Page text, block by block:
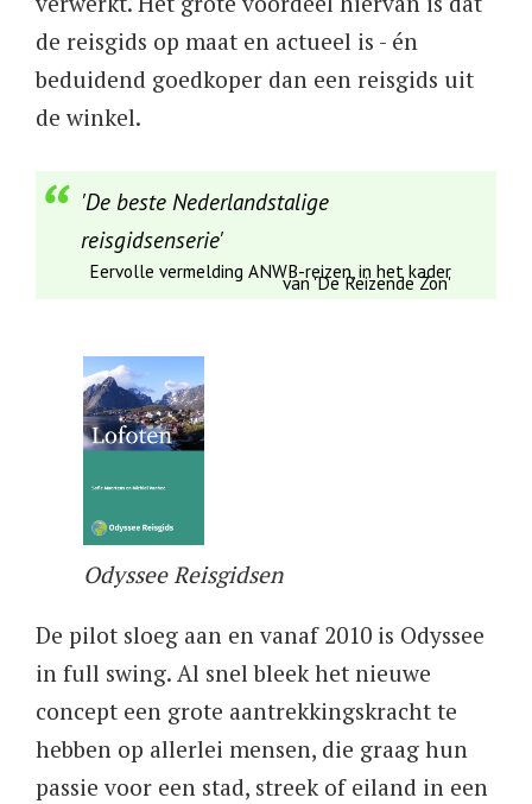
de reisgids op maat en actueel is - én
beduidend goedkoper dan een reisgids uit
de winkel.
'De beste Nederlandstalige
reisgidsenserie'
Eervolle vermelding ANWB-reizen, in het kader
van 'De Reizende Zon'
Odyssee Reisgidsen
De pilot sloeg aan en vanaf 2010 is Odyssee
in full swing. Al snel bleek het nieuwe
concept een grote aantrekkingskracht te
hebben op allerlei mensen, die graag hun
passie voor een stad, streek of eiland in een